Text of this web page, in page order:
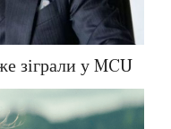
зіграли у MCU